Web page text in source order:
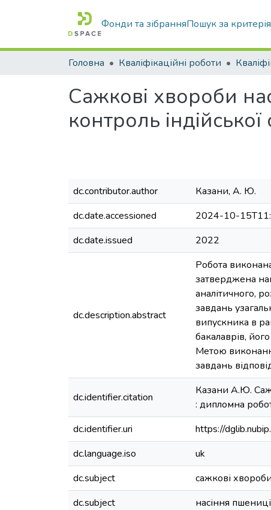
Фонди та зібранняПошук за
Головна Кваліфікаційні роботи
Сажкові хвороби
контроль
dc.contributor.author
Казани, А. Ю.
dc.date.accessioned
2024-10-
dc.date.issued
2022
dc.description.abstract
Робота
затверджена
аналітичного,
завдань
випускника в
бакалаврів,
Метою
завдань
dc.identifier.citation
Казани А.Ю.
: дипломна
dc.identifier.uri
https://
dc.language.iso
uk
dc.subject
сажкові хвороби
dc.subject
насіння